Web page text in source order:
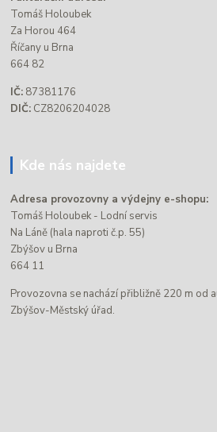
Tomáš Holoubek
Za Horou 464
Říčany u Brna
664 82
IČ: 87381176
DIČ: CZ8206204028
Kde nás najdete
Adresa provozovny a výdejny e-shopu:
Tomáš Holoubek - Lodní servis
Na Láně (hala naproti č.p. 55)
Zbýšov u Brna
664 11
Provozovna se nachází přibližně 220 m od
Zbýšov-Městský úřad.